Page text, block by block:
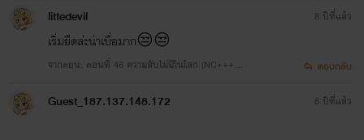
littedevil
เริ่มยืดล่ะน่าเบื่อมาก😒😒
จากตอน: ตอนที่ 48 ความลับไม่มีในโลก (NC+++คุณ
8 ปีที่แล้ว
ตอบกลับ
Guest_187.137.148.172 8 ปีที่แล้ว